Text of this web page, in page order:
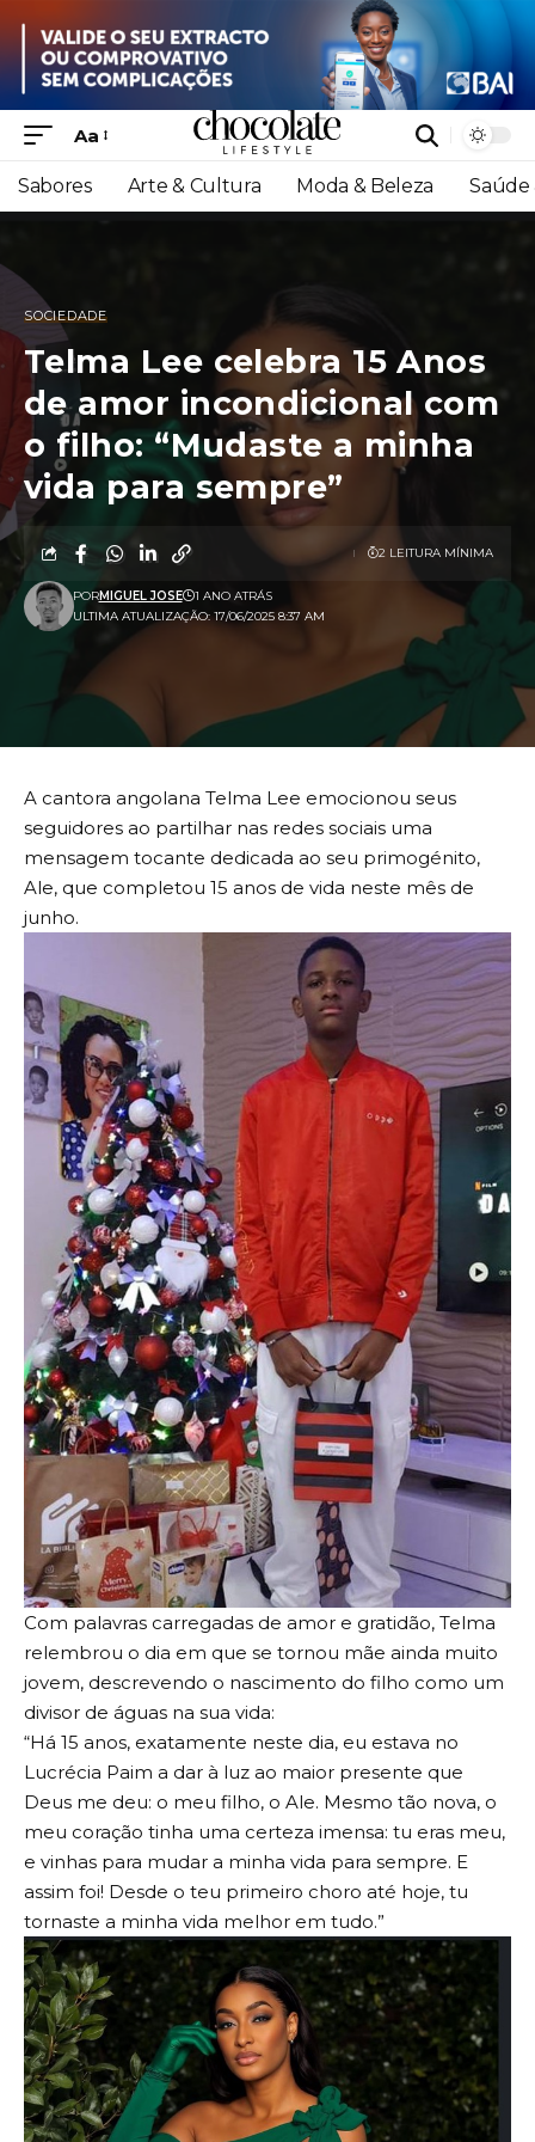
Aa
Sabores Arte & Cultura Moda & Beleza Saúde
SOCIEDADE
Telma Lee celebra 15 Anos
de amor incondicional com
o filho: “Mudaste a minha
vida para sempre”
ULTIMA ATUALIZAÇÃO: 17/06/2025 8:37 AM
PORMIGUEL JOSE 1 ANO ATRÁS
2 LEITURA MÍNIMA
A cantora angolana Telma Lee emocionou seus
seguidores ao partilhar nas redes sociais uma
mensagem tocante dedicada ao seu primogénito,
Ale, que completou 15 anos de vida neste mês de
junho.
Com palavras carregadas de amor e gratidão, Telma
relembrou o dia em que se tornou mãe ainda muito
jovem, descrevendo o nascimento do filho como um
divisor de águas na sua vida:
“Há 15 anos, exatamente neste dia, eu estava no
Lucrécia Paim a dar à luz ao maior presente que
Deus me deu: o meu filho, o Ale. Mesmo tão nova, o
meu coração tinha uma certeza imensa: tu eras meu,
e vinhas para mudar a minha vida para sempre. E
assim foi! Desde o teu primeiro choro até hoje, tu
tornaste a minha vida melhor em tudo.”